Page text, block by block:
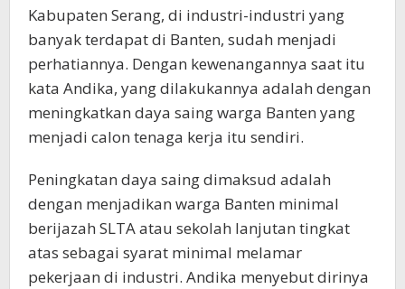
Kabupaten Serang, di industri-industri yang
banyak terdapat di Banten, sudah menjadi
perhatiannya. Dengan kewenangannya saat itu
kata Andika, yang dilakukannya adalah dengan
meningkatkan daya saing warga Banten yang
menjadi calon tenaga kerja itu sendiri.
Peningkatan daya saing dimaksud adalah
dengan menjadikan warga Banten minimal
berijazah SLTA atau sekolah lanjutan tingkat
atas sebagai syarat minimal melamar
pekerjaan di industri. Andika menyebut dirinya